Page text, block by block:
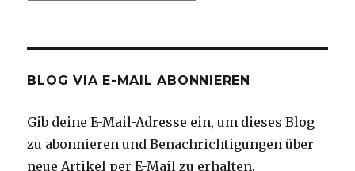
BLOG VIA E-MAIL ABONNIEREN
Gib deine E-Mail-Adresse ein, um dieses Blog
zu abonnieren und Benachrichtigungen über
neue Artikel per E-Mail zu erhalten.